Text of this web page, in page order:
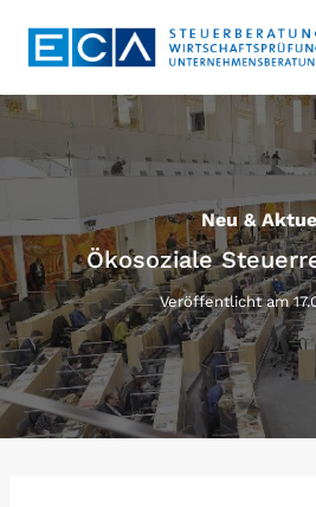
Inhalt
Neu &
Ökosoziale
Veröffentlicht am